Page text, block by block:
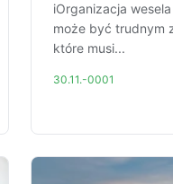
iOrganizacja
może być trudnym
które musi...
30.11.-0001